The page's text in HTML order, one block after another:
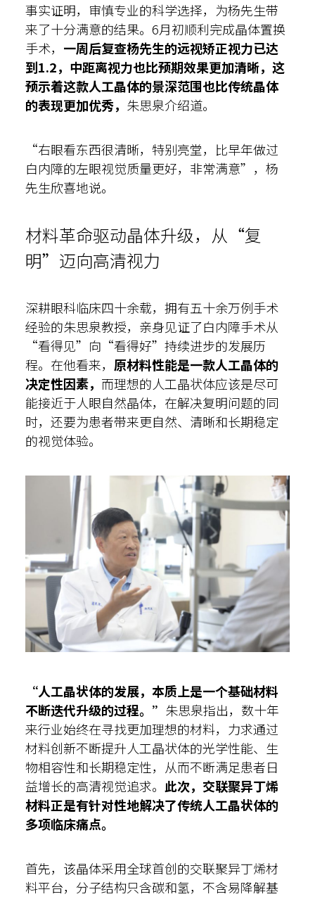
事实证明，审慎专业的科学选择，为杨先生带
来了十分满意的结果。6月初顺利完成晶体置换
手术， 一周后复查杨先生的远视矫正视力已达
到1.2， 中距离视力也比预期效果更加清晰，这
预示着这款人工晶体的景深范围也比传统晶体
的表现更加优秀， 朱思泉介绍道。
“右眼看东西很清晰，特别亮堂，比早年做过
白内障的左眼视觉质量更好，非常满意”，杨
先生欣喜地说。
材料革命驱动晶体升级，从“复
明”迈向高清视力
深耕眼科临床四十余载，拥有五十余万例手术
经验的朱思泉教授，亲身见证了白内障手术从
“看得见”向“看得好”持续进步的发展历
程。在他看来， 原材料性能是一款人工晶体的
决定性因素， 而理想的人工晶状体应该是尽可
能接近于人眼自然晶体，在解决复明问题的同
时，还要为患者带来更自然、清晰和长期稳定
的视觉体验。
“人工晶状体的发展，本质上是一个基础材料
不断迭代升级的过程。” 朱思泉指出，数十年
来行业始终在寻找更加理想的材料，力求通过
材料创新不断提升人工晶状体的光学性能、生
物相容性和长期稳定性，从而不断满足患者日
益增长的高清视觉追求。 此次， 交联聚异丁烯
材料正是有针对性地解决了传统人工晶状体的
多项临床痛点。
首先，该晶体采用全球首创的交联聚异丁烯材
料平台，分子结构只含碳和氢，不含易降解基